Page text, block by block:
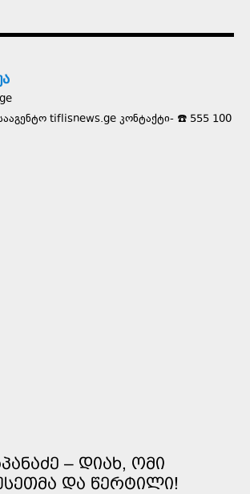
tiflisnews.ge კონტაქტი- ☎️ 555 100
– ᲓᲘᲐᲮ, ᲝᲛᲘ
ᲓᲐ ᲬᲔᲠᲢᲘᲚᲘ!